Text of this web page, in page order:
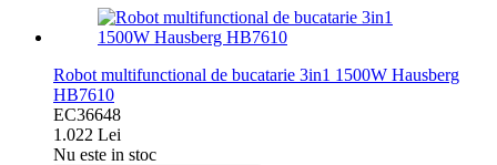
Robot multifunctional de bucatarie 3in1 1500W Hausberg
HB7610
EC36648
1.022 Lei
Nu este in stoc